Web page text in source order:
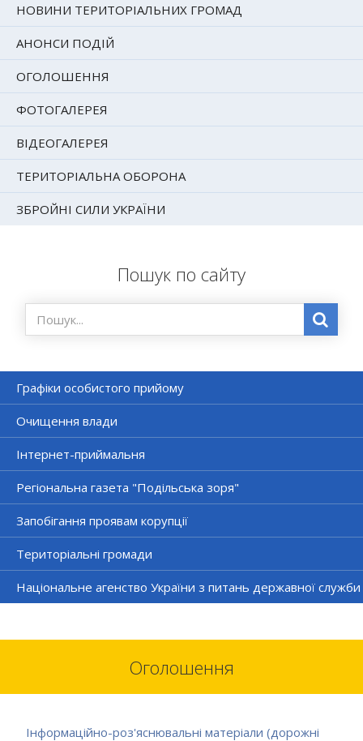
НОВИНИ ТЕРИТОРІАЛЬНИХ ГРОМАД
АНОНСИ ПОДІЙ
ОГОЛОШЕННЯ
ФОТОГАЛЕРЕЯ
ВІДЕОГАЛЕРЕЯ
ТЕРИТОРІАЛЬНА ОБОРОНА
ЗБРОЙНІ СИЛИ УКРАЇНИ
Пошук по сайту
Графіки особистого прийому
Очищення влади
Інтернет-приймальня
Регіональна газета "Подільська зоря"
Запобігання проявам корупції
Територіальні громади
Національне агенство України з питань державної служби
Оголошення
Інформаційно-роз'яснювальні матеріали (дорожні